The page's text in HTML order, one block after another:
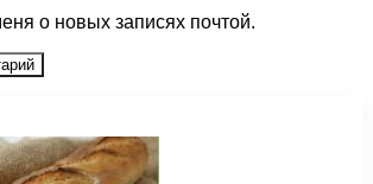
о новых записях почтой.